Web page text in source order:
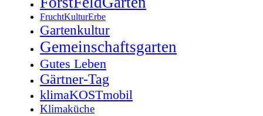
FruchtKulturErbe
Gartenkultur
Gemeinschaftsgarten
Gutes Leben
Gärtner-Tag
klimaKOSTmobil
Klimaküche